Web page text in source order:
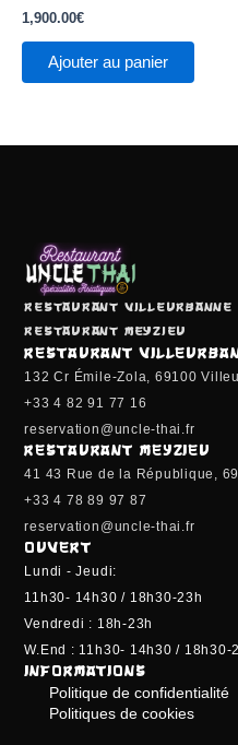
0
sur
1,900.00€
Ajouter au panier
Restaurant Villeurbanne
Restaurant Meyzieu
RESTAURANT
132 Cr Émile-Zola, 69100
+33 4 82 91 77 16
reservation@uncle-thai.fr
RESTAURANT MEYZIEU
41 43 Rue de la République,
+33 4 78 89 97 87
reservation@uncle-thai.fr
OUVERT
Lundi - Jeudi:
11h30- 14h30 / 18h30-23h
Vendredi : 18h-23h
W.end : 11h30- 14h30 / 18h30-
INFORMATIONS
Politique de confidentialité
Politiques de cookies